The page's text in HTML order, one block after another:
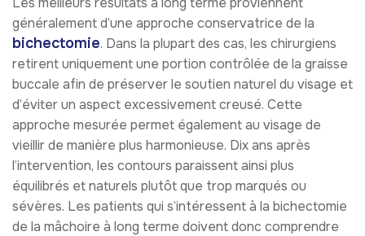
généralement d’une approche conservatrice de la
bichectomie. Dans la plupart des cas, les chirurgiens
retirent uniquement une portion contrôlée de la graisse
buccale afin de préserver le soutien naturel du visage et
d’éviter un aspect excessivement creusé. Cette
approche mesurée permet également au visage de
vieillir de manière plus harmonieuse. Dix ans après
l’intervention, les contours paraissent ainsi plus
équilibrés et naturels plutôt que trop marqués ou
sévères. Les patients qui s’intéressent à la bichectomie
de la mâchoire à long terme doivent donc comprendre